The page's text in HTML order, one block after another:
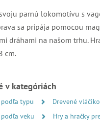
parnú lokomotívu s
sa pripája pomocou
dráhami na našom trhu.
cm.
v kategóriách
podľa typu Drevené
podľa veku
Hry a hračky